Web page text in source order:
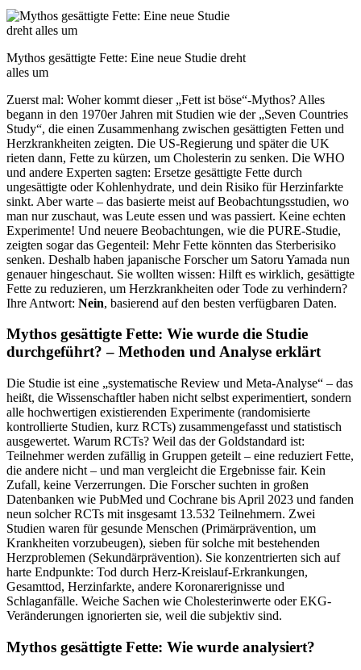
Mythos gesättigte Fette: Eine neue Studie dreht
alles um
Zuerst mal: Woher kommt dieser „Fett ist böse“-Mythos? Alles
begann in den 1970er Jahren mit Studien wie der „Seven Countries
Study“, die einen Zusammenhang zwischen gesättigten Fetten und
Herzkrankheiten zeigten. Die US-Regierung und später die UK
rieten dann, Fette zu kürzen, um Cholesterin zu senken. Die WHO
und andere Experten sagten: Ersetze gesättigte Fette durch
ungesättigte oder Kohlenhydrate, und dein Risiko für Herzinfarkte
sinkt. Aber warte – das basierte meist auf Beobachtungsstudien, wo
man nur zuschaut, was Leute essen und was passiert. Keine echten
Experimente! Und neuere Beobachtungen, wie die PURE-Studie,
zeigten sogar das Gegenteil: Mehr Fette könnten das Sterberisiko
senken. Deshalb haben japanische Forscher um Satoru Yamada nun
genauer hingeschaut. Sie wollten wissen: Hilft es wirklich, gesättigte
Fette zu reduzieren, um Herzkrankheiten oder Tode zu verhindern?
Ihre Antwort: Nein, basierend auf den besten verfügbaren Daten.
Mythos gesättigte Fette: Wie wurde die Studie
durchgeführt? – Methoden und Analyse erklärt
Die Studie ist eine „systematische Review und Meta-Analyse“ – das
heißt, die Wissenschaftler haben nicht selbst experimentiert, sondern
alle hochwertigen existierenden Experimente (randomisierte
kontrollierte Studien, kurz RCTs) zusammengefasst und statistisch
ausgewertet. Warum RCTs? Weil das der Goldstandard ist:
Teilnehmer werden zufällig in Gruppen geteilt – eine reduziert Fette,
die andere nicht – und man vergleicht die Ergebnisse fair. Kein
Zufall, keine Verzerrungen. Die Forscher suchten in großen
Datenbanken wie PubMed und Cochrane bis April 2023 und fanden
neun solcher RCTs mit insgesamt 13.532 Teilnehmern. Zwei
Studien waren für gesunde Menschen (Primärprävention, um
Krankheiten vorzubeugen), sieben für solche mit bestehenden
Herzproblemen (Sekundärprävention). Sie konzentrierten sich auf
harte Endpunkte: Tod durch Herz-Kreislauf-Erkrankungen,
Gesamttod, Herzinfarkte, andere Koronarerignisse und
Schlaganfälle. Weiche Sachen wie Cholesterinwerte oder EKG-
Veränderungen ignorierten sie, weil die subjektiv sind.
Mythos gesättigte Fette: Wie wurde analysiert?